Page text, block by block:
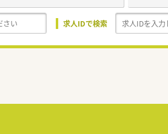
求人IDで検索